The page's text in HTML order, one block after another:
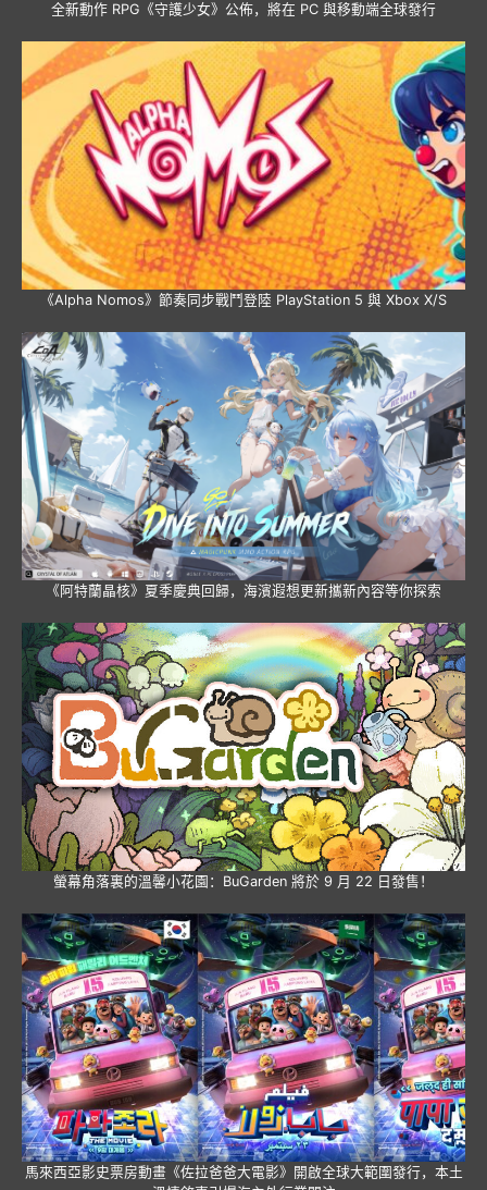
全新動作 RPG《守護少女》公佈，將在 PC 與移動端全球發行
《Alpha Nomos》節奏同步戰鬥登陸 PlayStation 5 與 Xbox X/S
《阿特蘭晶核》夏季慶典回歸，海濱遐想更新攜新內容等你探索
螢幕角落裏的溫馨小花園：BuGarden 將於 9 月 22 日發售！
馬來西亞影史票房動畫《佐拉爸爸大電影》開啟全球大範圍發行，本土